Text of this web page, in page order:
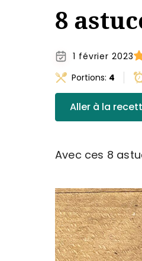
8
1 février 2023
Portions: 4
Aller à la
Avec ces 8